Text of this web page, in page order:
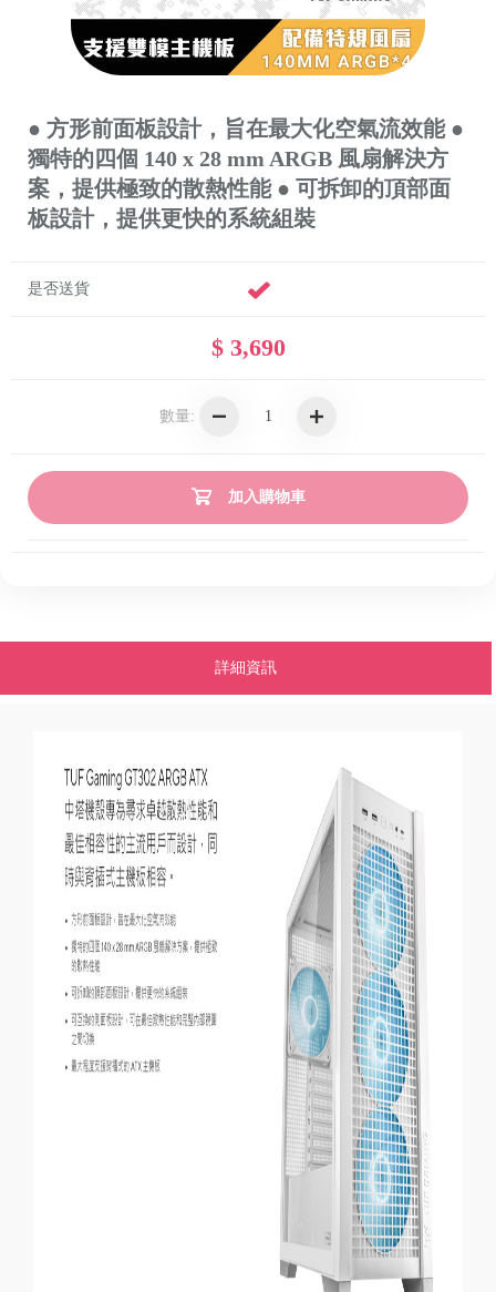
● 方形前面板設計，旨在最大化空氣流效能 ●
獨特的四個 140 x 28 mm ARGB 風扇解決方
案，提供極致的散熱性能 ● 可拆卸的頂部面
板設計，提供更快的系統組裝
是否送貨
$ 3,690
數量:
加入購物車
詳細資訊